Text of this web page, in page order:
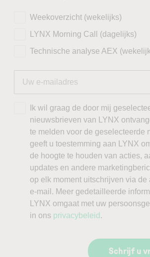
Weekoverzicht (wekelijks)
LYNX Morning Call (dagelijks)
Technische analyse AEX
Ik wil graag de door mij
nieuwsbrieven van LYNX
te melden voor de geselecteerde
geeft u toestemming aan LYNX
de hoogte te houden van acties,
updates en andere
op elk moment uitschrijven via de
e-mail. Meer gedetailleerde
LYNX omgaat met uw
in ons privacybeleid .
Schrijf u